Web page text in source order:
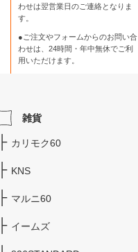
わせは翌営業日のご連絡となりま
す。
●ご注文やフォームからのお問い合
わせは、 24時間・年中無休でご利
用いただけます。
雑貨
カリモク60
KNS
マルニ60
イームズ